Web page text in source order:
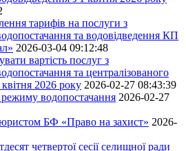
тарифів на послуги з
та водовідведення КП
2026-03-04 09:12:48
вартість послуг з
та централізованого
2026 року 2026-02-27 08:43:39
водопостачання 2026-02-27
БФ «Право на захист» 2026-
четвертої сесії селищної ради